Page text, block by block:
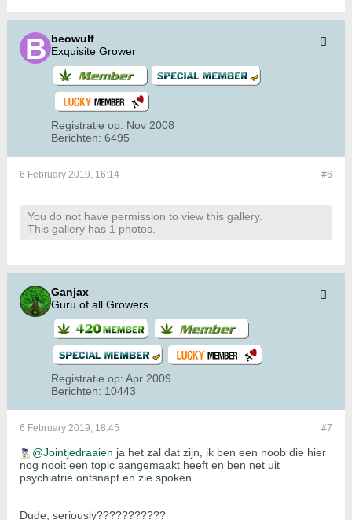
beowulf
Exquisite Grower
Registratie op: Nov 2008
Berichten: 6495
#6
6 February 2019, 16:14
You do not have permission to view this gallery.
This gallery has 1 photos.
Ganjax
Guru of all Growers
Registratie op: Apr 2009
Berichten: 10443
#7
6 February 2019, 18:45
Jointjedraaien ja het zal dat zijn, ik ben een noob die hier
nog nooit een topic aangemaakt heeft en ben net uit
psychiatrie ontsnapt en zie spoken.
Dude, seriously???????????